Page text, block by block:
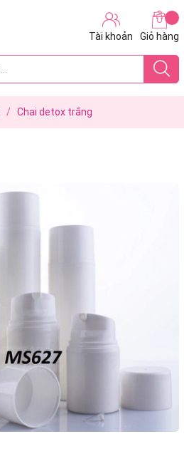
Tài khoản Giỏ hàng
/ Chai detox trắng